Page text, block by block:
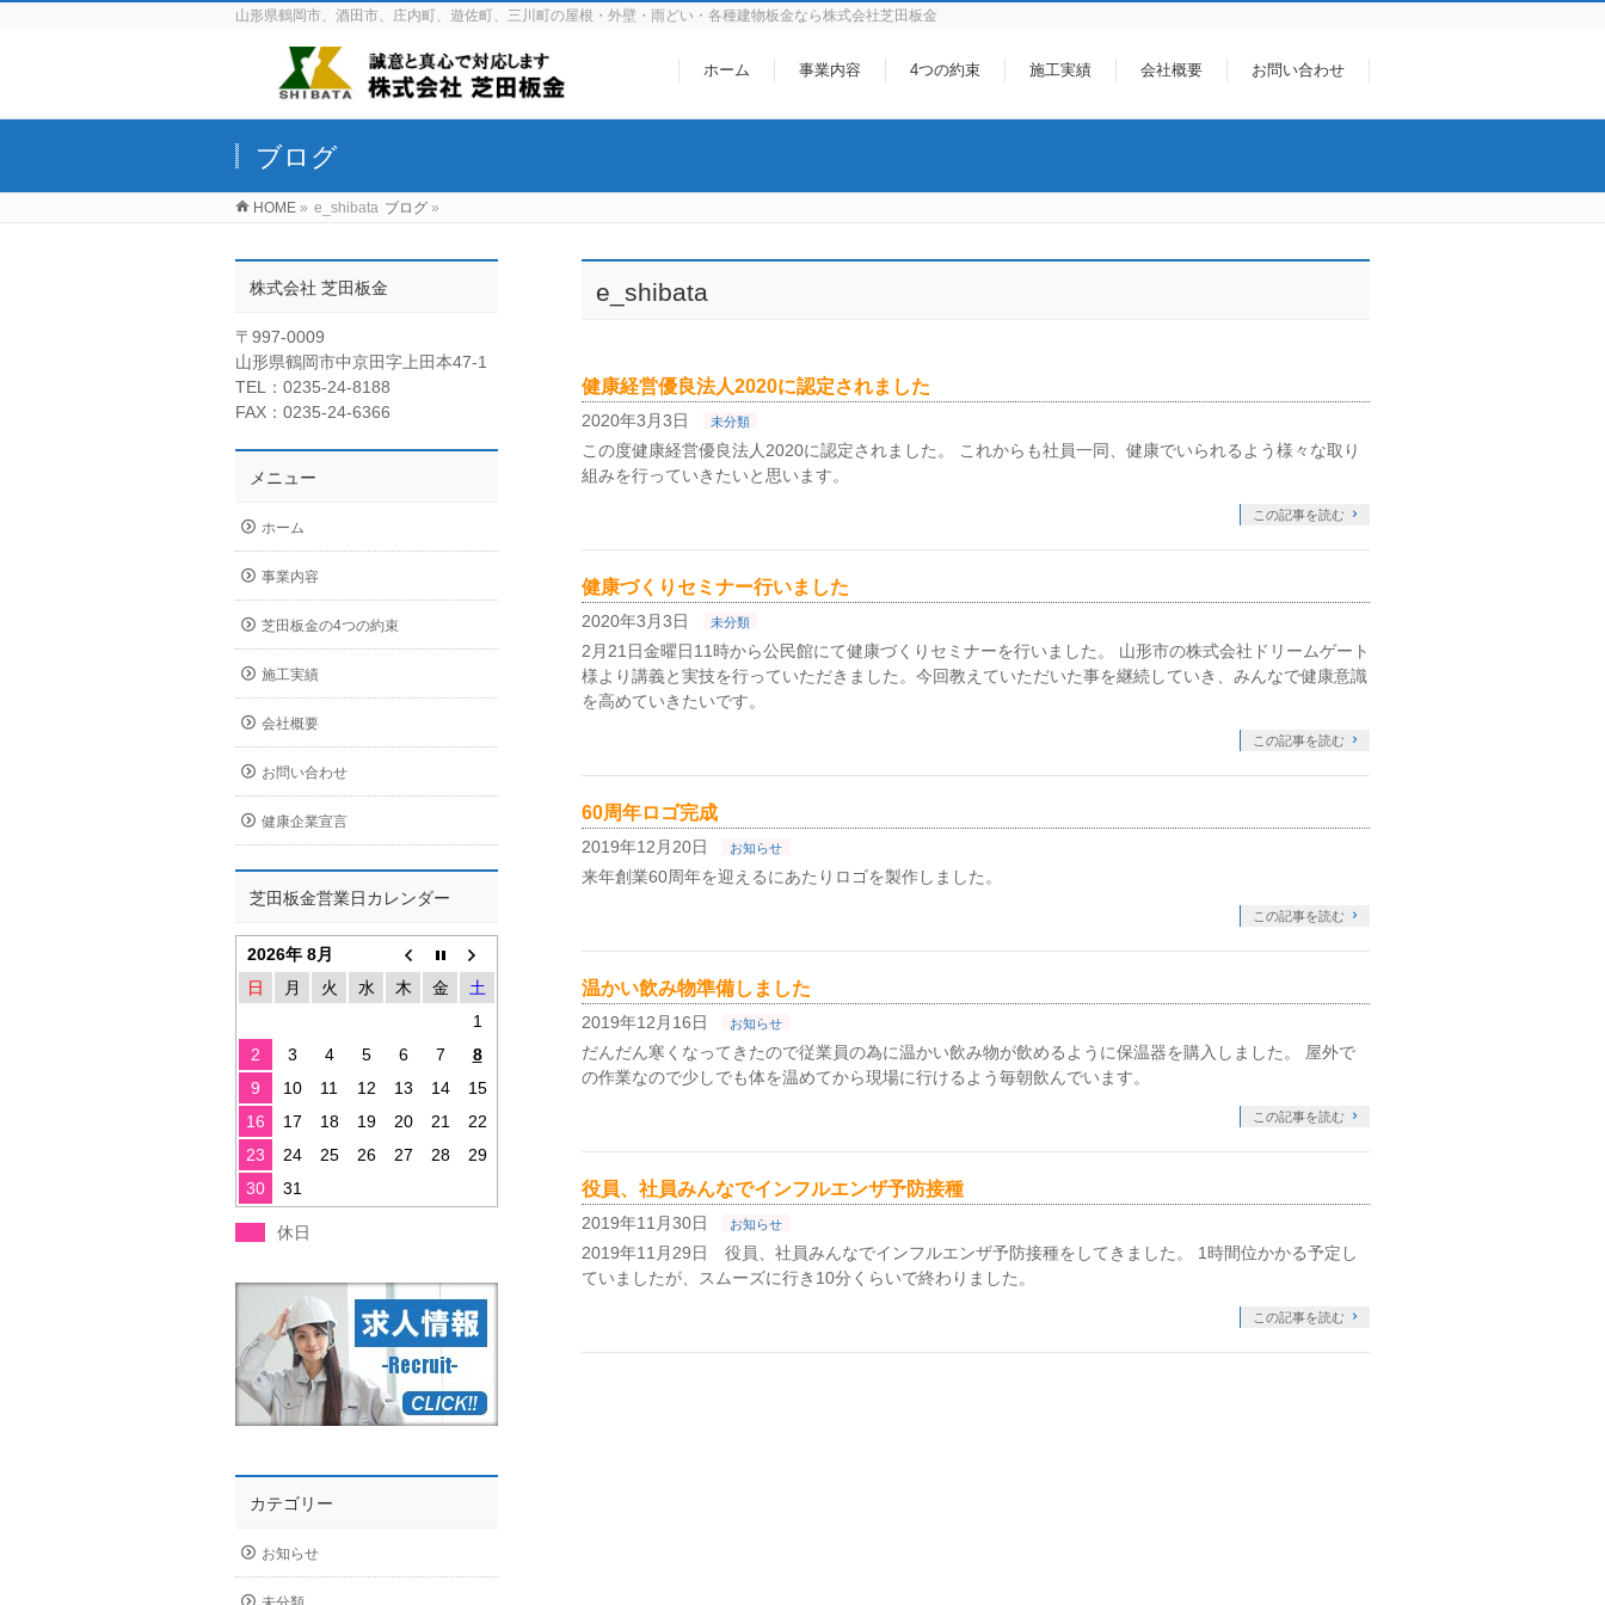
山形県鶴岡市、酒田市、庄内町、遊佐町、三川町の屋根・外壁・雨どい・各種建物板金なら株式会社芝田板金
ホーム 事業内容 4つの約束 施工実績 会社概要 お問い合わせ
ブログ
HOME » e_shibata ブログ »
e_shibata
健康経営優良法人2020に認定されました
2020年3月3日 未分類
この度健康経営優良法人2020に認定されました。 これからも社員一同、健康でいられるよう様々な取り
組みを行っていきたいと思います。
この記事を読む
健康づくりセミナー行いました
2020年3月3日 未分類
2月21日金曜日11時から公民館にて健康づくりセミナーを行いました。 山形市の株式会社ドリームゲート
様より講義と実技を行っていただきました。今回教えていただいた事を継続していき、みんなで健康意識
を高めていきたいです。
この記事を読む
60周年ロゴ完成
2019年12月20日 お知らせ
来年創業60周年を迎えるにあたりロゴを製作しました。
この記事を読む
温かい飲み物準備しました
2019年12月16日 お知らせ
だんだん寒くなってきたので従業員の為に温かい飲み物が飲めるように保温器を購入しました。 屋外で
の作業なので少しでも体を温めてから現場に行けるよう毎朝飲んでいます。
この記事を読む
役員、社員みんなでインフルエンザ予防接種
2019年11月30日 お知らせ
2019年11月29日 役員、社員みんなでインフルエンザ予防接種をしてきました。 1時間位かかる予定し
ていましたが、スムーズに行き10分くらいで終わりました。
この記事を読む
株式会社 芝田板金
〒997-0009
山形県鶴岡市中京田字上田本47-1
TEL：0235-24-8188
FAX：0235-24-6366
メニュー
ホーム
事業内容
芝田板金の4つの約束
施工実績
会社概要
お問い合わせ
健康企業宣言
芝田板金営業日カレンダー
2026年 8月
日
月 火 水 木 金
土
1
2
3 4 5 6 7
8
9
10 11 12 13 14
15
16
17 18 19 20 21
22
23
24 25 26 27 28
29
30
31
休日
カテゴリー
お知らせ